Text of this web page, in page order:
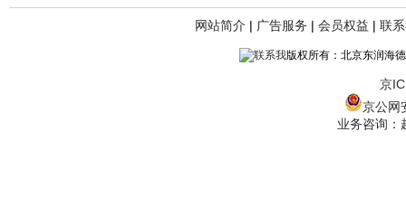
网站简介 | 广告服务 | 会员权益 | 联
版权所有：北京东润海
京
京公网
业务咨询：